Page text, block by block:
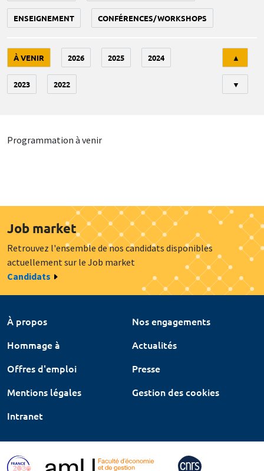
ENSEIGNEMENT CONFÉRENCES/WORKSHOPS
À VENIR 2026 2025 2024
2023 2022
▲
▼
Programmation à venir
Job market
Retrouvez l'ensemble de nos candidats disponibles
actuellement sur le Job market
Candidats
À propos
Nos engagements
Hommage à
Actualités
Offres d'emploi
Presse
Mentions légales
Gestion des cookies
Intranet